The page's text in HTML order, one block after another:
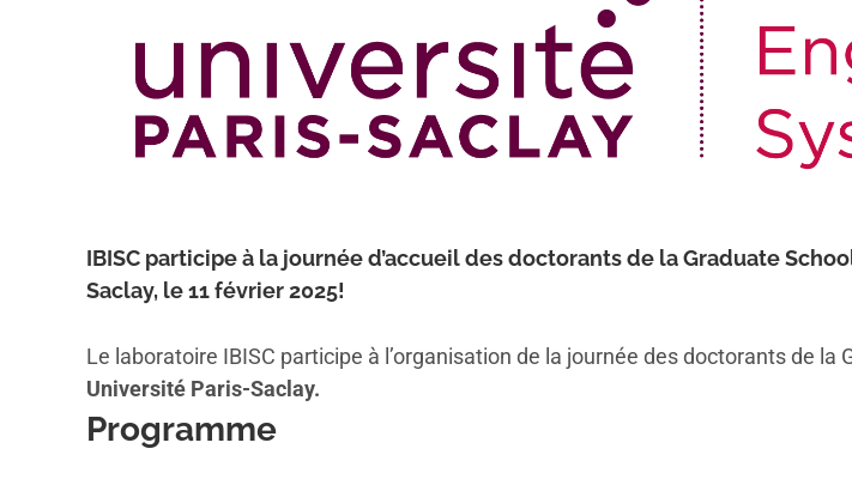
IBISC participe à la journée d’accueil des doctorants de la Graduate
Saclay, le 11 février 2025!
Le laboratoire IBISC participe à l’organisation de la journée des doctorants de la
Université Paris-Saclay.
Programme